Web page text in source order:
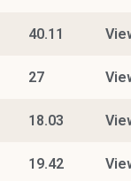
40.11
27
18.03
19.42